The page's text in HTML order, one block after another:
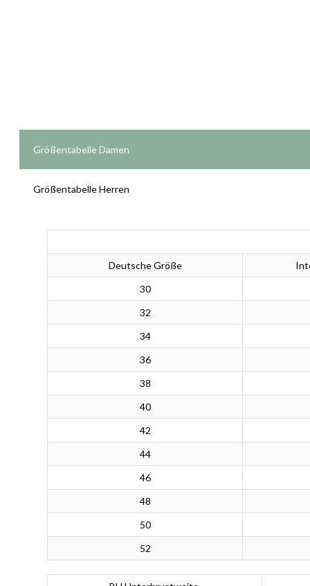
Größentabelle Damen
Größentabelle Herren
Deutsche Größe
30
32
34
36
38
40
42
44
46
48
50
52